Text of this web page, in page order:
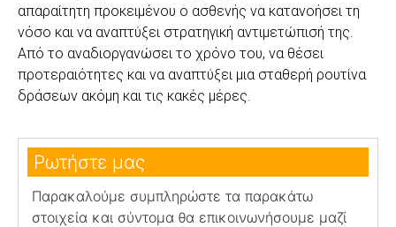
απαραίτητη προκειμένου ο ασθενής να κατανοήσει τη
νόσο και να αναπτύξει στρατηγική αντιμετώπισή της.
Από το αναδιοργανώσει το χρόνο του, να θέσει
προτεραιότητες και να αναπτύξει μια σταθερή ρουτίνα
δράσεων ακόμη και τις κακές μέρες.
Ρωτήστε μας
Παρακαλούμε συμπληρώστε τα παρακάτω
στοιχεία και σύντομα θα επικοινωνήσουμε μαζί